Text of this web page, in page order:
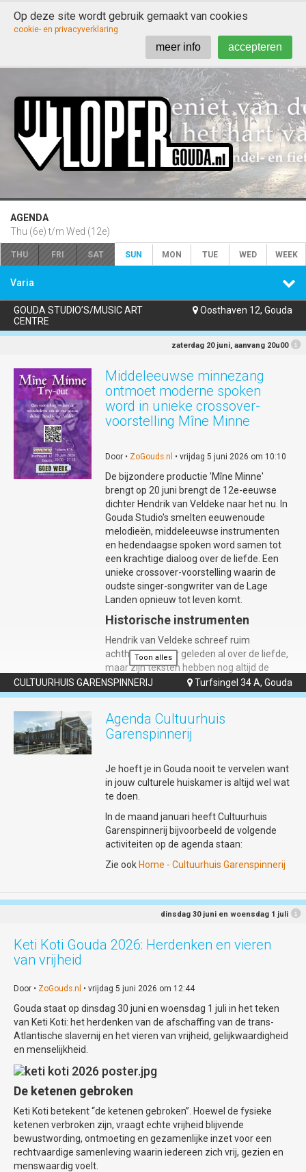
Op deze site wordt gebruik gemaakt van cookies
cookie- en privacyverklaring
accepteren
meer info
THU FRI SAT SUN MON TUE WED WEEK
AGENDA
Thu (6e) t/m Wed (12e)

Varia
GOUDA STUDIO’S/MUSIC ART
CENTRE
 Oosthaven 12, Gouda
zaterdag 20 juni, aanvang 20u00
Middeleeuwse minnezang
ontmoet moderne spoken
word in unieke crossover-
voorstelling Mîne Minne
Door • ZoGouds.nl • vrijdag 5 juni 2026 om 10:10
De bijzondere productie 'Mîne Minne'
brengt op 20 juni brengt de 12e-eeuwse
dichter Hendrik van Veldeke naar het nu. In
Gouda Studio's smelten eeuwenoude
melodieën, middeleeuwse instrumenten
en hedendaagse spoken word samen tot
een krachtige dialoog over de liefde. Een
unieke crossover-voorstelling waarin de
oudste singer-songwriter van de Lage
Landen opnieuw tot leven komt.
Historische instrumenten
Hendrik van Veldeke schreef ruim
achthonderd jaar geleden al over de liefde,
maar zijn teksten hebben nog altijd de
kracht om harten te raken. In 'Mîne Minne'
blazen middeleeuws muzikanten Helma
nieuw leven in. Zij leggen de muzikale basis
met historische instrumenten zoals de fluit,
Het gevecht met de oude taal
Om de brug naar het heden te slaan,
hertaalt Rik Zutphen (bekend als de
Droominee) de minneliederen naar
scherpe, hedendaagse spoken word. Met
live gestapelde klanken uit een loop station
muziek. Performer Janne van Ooij maakt
het visuele spektakel compleet: in haar rol
stelten op de dynamiek tussen toen en nu.
Zintuigprikkelende avond
De regie van deze bijzondere voorstelling is
in handen van Margrethe Beelen. 'Mîne
Minne' belooft een zintuigprikkelende
moderne straatcultuur elkaar ontmoeten.
Locatie: Gouda Studio's, Oosthaven 12,
Gouda
Tijd: 20u00 - 21u15
Tickets: € 15,00 (verkrijgbaar via de
website of de QR-code) / Aan de deur:
Toon alles
CULTUURHUIS GARENSPINNERIJ  Turfsingel 34 A, Gouda
Agenda Cultuurhuis
Garenspinnerij
Je hoeft je in Gouda nooit te vervelen want
in jouw culturele huiskamer is altijd wel wat
te doen.
In de maand januari heeft Cultuurhuis
Garenspinnerij bijvoorbeeld de volgende
activiteiten op de agenda staan:
Zie ook Home - Cultuurhuis Garenspinnerij
dinsdag 30 juni en woensdag 1 juli
Keti Koti Gouda 2026: Herdenken en vieren
van vrijheid
Door • ZoGouds.nl • vrijdag 5 juni 2026 om 12:44
Gouda staat op dinsdag 30 juni en woensdag 1 juli in het teken
van Keti Koti: het herdenken van de afschaffing van de trans-
Atlantische slavernij en het vieren van vrijheid, gelijkwaardigheid
en menselijkheid.
De ketenen gebroken
Keti Koti betekent “de ketenen gebroken”. Hoewel de fysieke
ketenen verbroken zijn, vraagt echte vrijheid blijvende
bewustwording, ontmoeting en gezamenlijke inzet voor een
rechtvaardige samenleving waarin iedereen zich vrij, gezien en
menswaardig voelt.